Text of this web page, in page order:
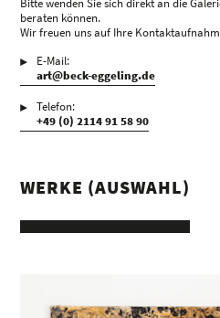
Bitte wenden Sie sich direkt an die
beraten können.
Wir freuen uns auf Ihre
E-Mail:
art@beck-eggeling.de
Telefon:
+49 (0) 2114 91 58 90
WERKE (AUSWAHL)